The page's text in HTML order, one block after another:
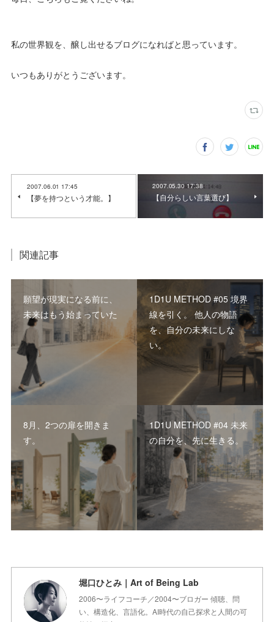
私の世界観を、醸し出せるブログになればと思っています。
いつもありがとうございます。
2007.06.01 17:45
【夢を持つという才能。】
2007.05.30 17:38
【自分らしい言葉選び】
関連記事
願望が現実になる前に、
未来はもう始まっていた
1D1U METHOD #05 境界
線を引く。 他人の物語
を、自分の未来にしな
い。
8月、2つの扉を開きま
す。
1D1U METHOD #04 未来
の自分を、先に生きる。
堀口ひとみ｜Art of Being Lab
2006〜ライフコーチ／2004〜ブロガー 傾聴、問
い、構造化、言語化。AI時代の自己探求と人間の可